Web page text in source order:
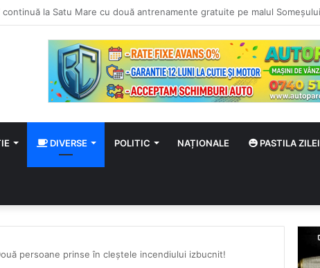
DIVERSE POLITIC NAȚIONALE PASTILA ZILEI
persoane prinse în cleștele incendiului izbucnit!